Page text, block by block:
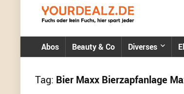
Abos Beauty & Co Diverses
Tag: Bier Maxx Bierzapfanlage